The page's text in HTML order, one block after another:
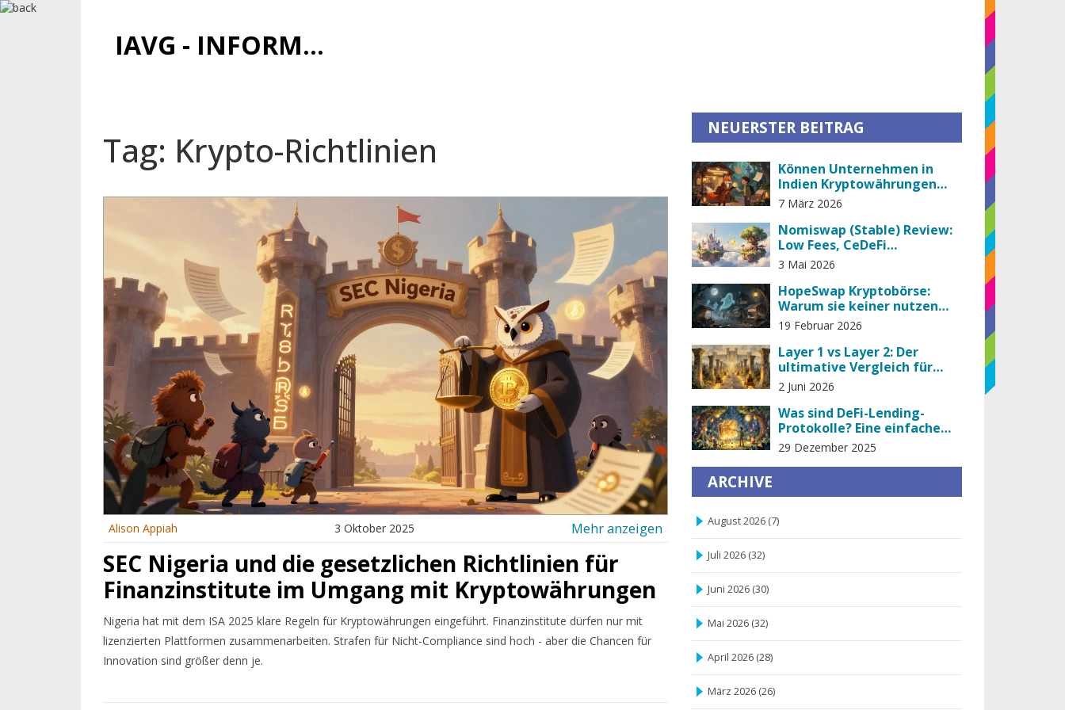
IAVG - INFORMATIONSARCHIV FÜR VIRTUELLE GELDER
Tag: Krypto-Richtlinien
Alison Appiah 3 Oktober 2025 Mehr anzeigen
SEC Nigeria und die gesetzlichen Richtlinien für
Finanzinstitute im Umgang mit Kryptowährungen
Nigeria hat mit dem ISA 2025 klare Regeln für Kryptowährungen eingeführt. Finanzinstitute dürfen nur mit
lizenzierten Plattformen zusammenarbeiten. Strafen für Nicht-Compliance sind hoch - aber die Chancen für
Innovation sind größer denn je.
NEUERSTER BEITRAG
Können Unternehmen in
Indien Kryptowährungen
legal akzeptieren?
7 März 2026
Nomiswap (Stable) Review:
Low Fees, CeDeFi
Integration & BSC Trading
3 Mai 2026
HopeSwap Kryptobörse:
Warum sie keiner nutzen
sollte
19 Februar 2026
Layer 1 vs Layer 2: Der
ultimative Vergleich für
2026
2 Juni 2026
Was sind DeFi-Lending-
Protokolle? Eine einfache
Erklärung für Anfänger
29 Dezember 2025
ARCHIVE
August 2026 (7)
Juli 2026 (32)
Juni 2026 (30)
Mai 2026 (32)
April 2026 (28)
März 2026 (26)